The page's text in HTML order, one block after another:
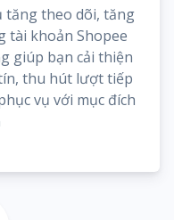
tăng theo dõi, tăng
tài khoản Shopee
giúp bạn cải thiện
thu hút lượt tiếp
vụ với mục đích